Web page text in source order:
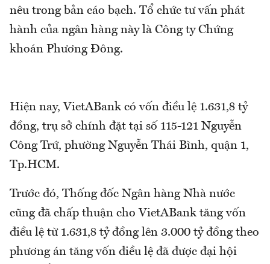
nêu trong bản cáo bạch. Tổ chức tư vấn phát
hành của ngân hàng này là Công ty Chứng
khoán Phương Đông.
Hiện nay, VietABank có vốn điều lệ 1.631,8 tỷ
đồng, trụ sở chính đặt tại số 115-121 Nguyễn
Công Trứ, phường Nguyễn Thái Bình, quận 1,
Tp.HCM.
Trước đó, Thống đốc Ngân hàng Nhà nước
cũng đã chấp thuận cho VietABank tăng vốn
điều lệ từ 1.631,8 tỷ đồng lên 3.000 tỷ đồng theo
phương án tăng vốn điều lệ đã được đại hội